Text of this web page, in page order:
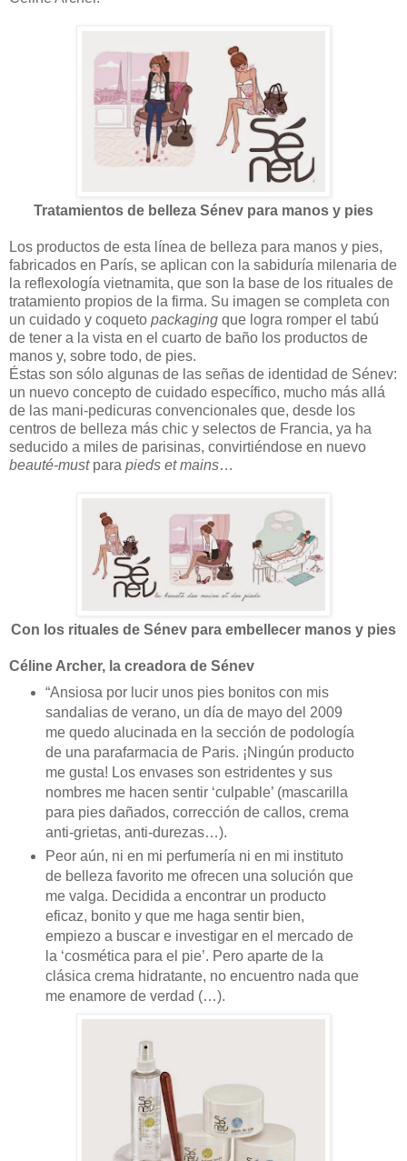
Tratamientos de belleza Sénev para manos y pies
Los productos de esta línea de belleza para manos y pies,
fabricados en París, se aplican con la sabiduría milenaria de
la reflexología vietnamita, que son la base de los rituales de
tratamiento propios de la firma. Su imagen se completa con
un cuidado y coqueto packaging que logra romper el tabú
de tener a la vista en el cuarto de baño los productos de
manos y, sobre todo, de pies.
Éstas son sólo algunas de las señas de identidad de Sénev:
un nuevo concepto de cuidado específico, mucho más allá
de las mani-pedicuras convencionales que, desde los
centros de belleza más chic y selectos de Francia, ya ha
seducido a miles de parisinas, convirtiéndose en nuevo
beauté-mustpara pieds et mains…
Con los rituales de Sénev para embellecer manos y pies
Céline Archer, la creadora de Sénev
“Ansiosa por lucir unos pies bonitos con mis
sandalias de verano, un día de mayo del 2009
me quedo alucinada en la sección de podología
de una parafarmacia de Paris. ¡Ningún producto
me gusta! Los envases son estridentes y sus
nombres me hacen sentir ‘culpable’ (mascarilla
para pies dañados, corrección de callos, crema
anti-grietas, anti-durezas…).
Peor aún, ni en mi perfumería ni en mi instituto
de belleza favorito me ofrecen una solución que
me valga. Decidida a encontrar un producto
eficaz, bonito y que me haga sentir bien,
empiezo a buscar e investigar en el mercado de
la ‘cosmética para el pie’. Pero aparte de la
clásica crema hidratante, no encuentro nada que
me enamore de verdad (…).